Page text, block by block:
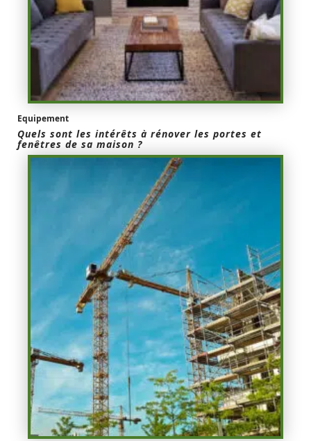
Equipement
Quels sont les intérêts à rénover les portes et
fenêtres de sa maison ?